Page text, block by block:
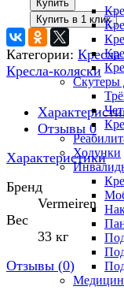
Скутеры
Ходунки
Купить
Категории:
Кресла-коляски
Отзывы 0
Характеристики
Бренд
Vermeiren
Вес
33 кг
Отзывы (0)